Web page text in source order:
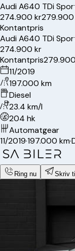
AudiA640 TDi
274.900 kr
Kontantpris
AudiA640 TDi
274.900 kr
Kontantpris
11/2019
197.000 km
Diesel
23.4 km/l
204 hk
Automatgear
11/2019·197.000 km·
Ring nu Skriv